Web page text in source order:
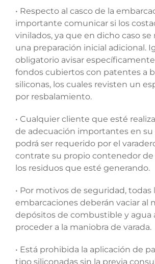
• Respecto al casco de la
importante comunicar si los
vinilados, ya que en dicho caso se
una preparación inicial adicional.
obligatorio avisar
fondos cubiertos con patentes a
siliconas, los cuales revisten un
por resbalamiento.
• Cualquier cliente que esté
de adecuación importantes en
podrá ser requerido por el
contrate su propio contenedor de
los residuos que esté generando.
• Por motivos de seguridad, todas
embarcaciones deberán vaciar al
depósitos de combustible y agua
proceder a la maniobra de varada.
• Está prohibida la aplicación de
tipo siliconadas sin la previa